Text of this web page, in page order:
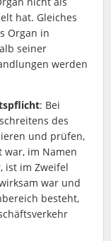
hat. Gleiches
Organ in
seiner
werden
: Bei
des
und prüfen,
war, im Namen
ist im Zweifel
war und
besteht,